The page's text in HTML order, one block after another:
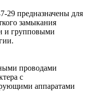
29 предназначены для
замыкания
и групповыми
проводами
с
аппаратами